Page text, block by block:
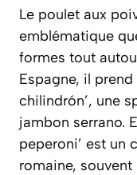
Le poulet aux
emblématique
formes tout
Espagne, il
chilindrón’, une
jambon serrano.
peperoni’ est un
romaine,